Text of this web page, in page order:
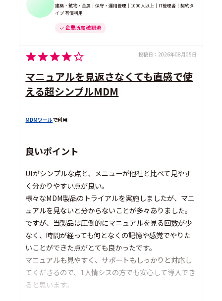
建築・鉱物・金属｜保守・運用管理｜1000人以上｜IT管理者｜契約タ
イプ 有償利用
企業所属 確認済
投稿日： 2026年08月05日
マニュアルを見返さなくても直感で使
える超シンプルMDM
MDMツールで利用
良いポイント
UIがシンプルな点と、メニューが他社と比べて見やす
く分かりやすい点が良い。
様々なMDM製品のトライアルを実施しましたが、マニ
ュアルを見ないと分からないことが多々ありました。
ですが、当製品は圧倒的にマニュアルを見る回数が少
なく、時間が経っても何となくの記憶や感覚でやりた
いことができた点がとても良かったです。
マニュアルも見やすく、サポートもしっかりと対応し
てくださるので、1人情シスの方でも安心して導入でき
ると思います。